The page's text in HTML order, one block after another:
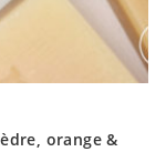
orange &